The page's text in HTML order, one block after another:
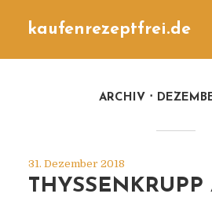
kaufenrezeptfrei.de
ARCHIV
31. Dezember 2018
THYSSENKRUPP